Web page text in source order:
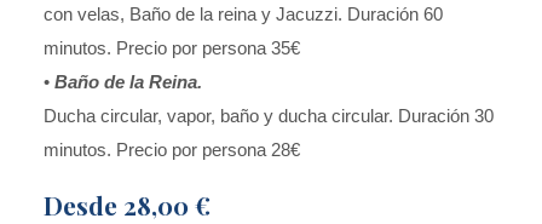
con velas, Baño de la reina y Jacuzzi. Duración 60
minutos. Precio por persona 35€
• Baño de la Reina.
Ducha circular, vapor, baño y ducha circular. Duración 30
minutos. Precio por persona 28€
Desde 28,00 €